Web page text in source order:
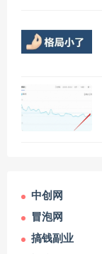
中创网
冒泡网
搞钱副业